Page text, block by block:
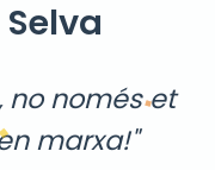
no només et
marxa!"